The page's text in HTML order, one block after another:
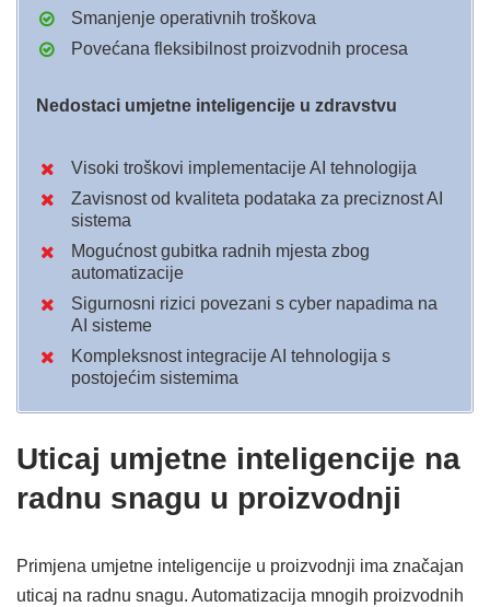
Smanjenje operativnih troškova
Povećana fleksibilnost proizvodnih procesa
Nedostaci umjetne inteligencije u zdravstvu
Visoki troškovi implementacije AI tehnologija
Zavisnost od kvaliteta podataka za preciznost AI
sistema
Mogućnost gubitka radnih mjesta zbog
automatizacije
Sigurnosni rizici povezani s cyber napadima na
AI sisteme
Kompleksnost integracije AI tehnologija s
postojećim sistemima
Uticaj umjetne inteligencije na
radnu snagu u proizvodnji
Primjena umjetne inteligencije u proizvodnji ima značajan
uticaj na radnu snagu. Automatizacija mnogih proizvodnih